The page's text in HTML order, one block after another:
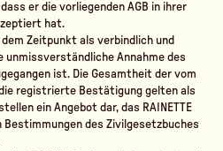
er die vorliegenden AGB in ihrer
hat.
Zeitpunkt als verbindlich und
unmissverständliche Annahme des
ist. Die Gesamtheit der vom
registrierte Bestätigung gelten als
ein Angebot dar, das RAINETTE
Bestimmungen des Zivilgesetzbuches